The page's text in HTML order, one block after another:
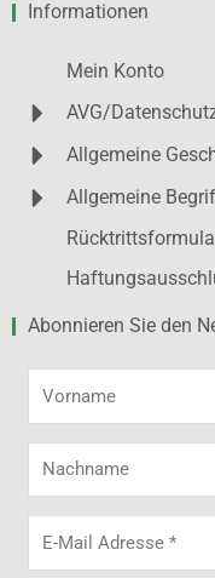
Informationen
Mein Konto
AVG/
Allgemeine
Allgemeine
Abonnieren Sie den
Mail